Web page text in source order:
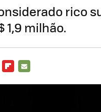
rico
1,9 milhão.